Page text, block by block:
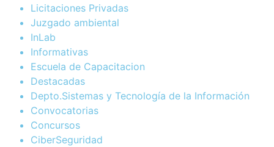
Licitaciones Privadas
Juzgado ambiental
InLab
Informativas
Escuela de Capacitacion
Destacadas
Depto.Sistemas y Tecnología de la Información
Convocatorias
Concursos
CiberSeguridad